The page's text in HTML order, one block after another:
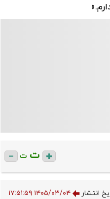
ت ت
انتشار ۱۴۰۵/۰۳/۰۴ ۱۷:۵۱:۵۹